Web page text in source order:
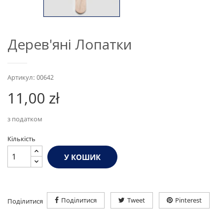
Дерев'яні Лопатки
Артикул: 00642
11,00 zł
з податком
Кількість
У КОШИК
Поділитися Поділитися Tweet Pinterest